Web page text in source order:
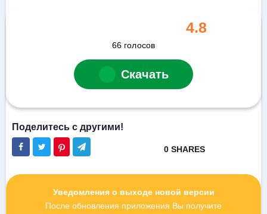
4.8
66 голосов
Скачать
Уведомления о выходе новой версии
После обновления приложения Вы получите